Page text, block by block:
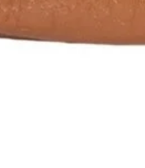
poches plaquées et un porte-